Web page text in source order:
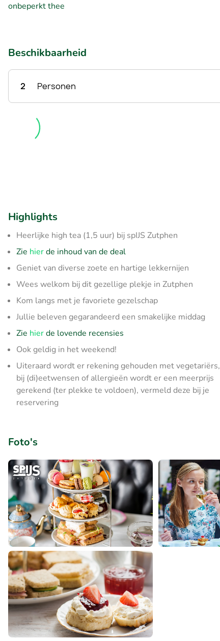
onbeperkt thee
Beschikbaarheid
2 Personen
Highlights
Heerlijke high tea (1,5 uur) bij spIJS Zutphen
Zie hierde inhoud van de deal
Geniet van diverse zoete en hartige lekkernijen
Wees welkom bij dit gezellige plekje in Zutphen
Kom langs met je favoriete gezelschap
Jullie beleven gegarandeerd een smakelijke middag
Zie hierde lovende recensies
Ook geldig in het weekend!
Uiteraard wordt er rekening gehouden met vegetariërs,
bij (di)eetwensen of allergieën wordt er een meerprijs
gerekend (ter plekke te voldoen), vermeld deze bij je
reservering
Foto's